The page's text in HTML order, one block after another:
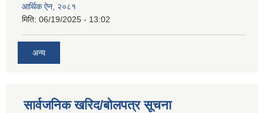
आर्थिक ऐन, २०८१
मिति: 06/19/2025 - 13:02
अन्य
सार्वजनिक खरिद/बोलपत्र सूचना